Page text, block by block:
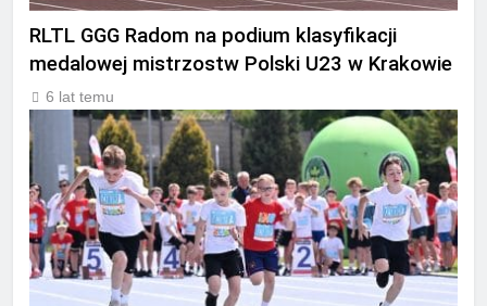
RLTL GGG Radom na podium klasyfikacji
medalowej mistrzostw Polski U23 w Krakowie
6 lat temu